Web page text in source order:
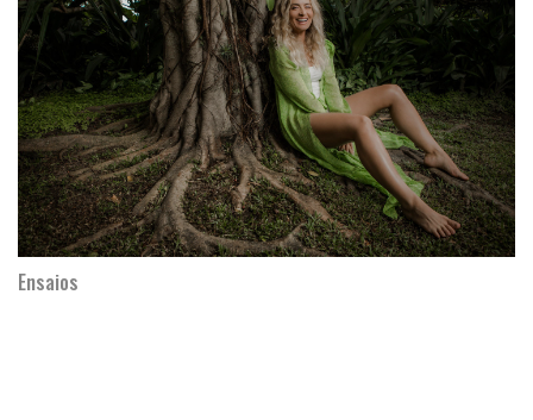
Ensaios